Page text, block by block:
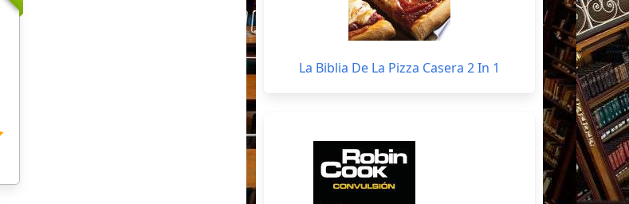
La Biblia De La Pizza Casera 2 In 1